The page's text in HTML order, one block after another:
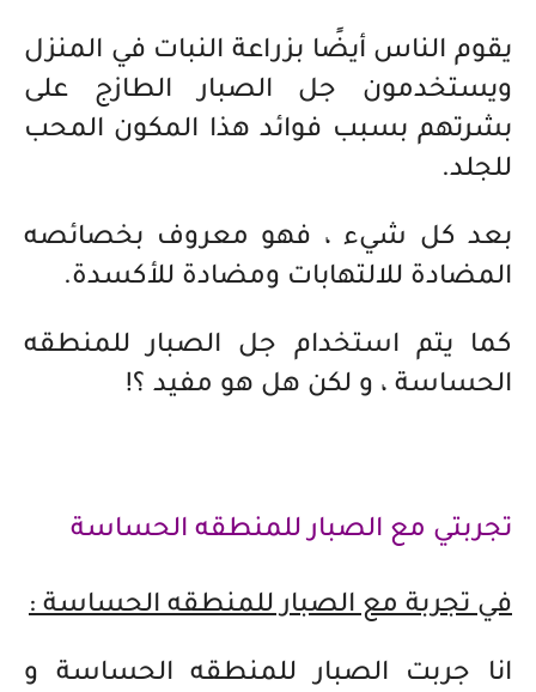
يقوم الناس أيضًا بزراعة النبات في المنزل
ويستخدمون جل الصبار الطازج على
بشرتهم بسبب فوائد هذا المكون المحب
للجلد.
بعد كل شيء ، فهو معروف بخصائصه
المضادة للالتهابات ومضادة للأكسدة.
كما يتم استخدام جل الصبار للمنطقه
الحساسة ، و لكن هل هو مفيد ؟!
تجربتي مع الصبار للمنطقه الحساسة
في تجربة مع الصبار للمنطقه الحساسة :
انا جربت الصبار للمنطقه الحساسة و